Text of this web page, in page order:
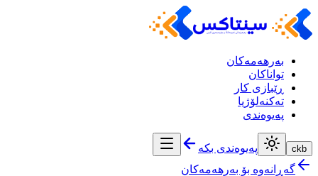
بەرهەمەکان
تواناکان
ڕێبازی کار
تەکنەلۆژیا
پەیوەندی
ckb
پەیوەندی بکە
گەڕانەوە بۆ بەرهەمەکان